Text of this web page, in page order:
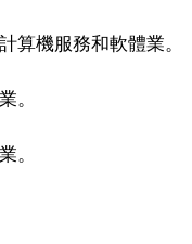
算機服務和軟體業。
。
。